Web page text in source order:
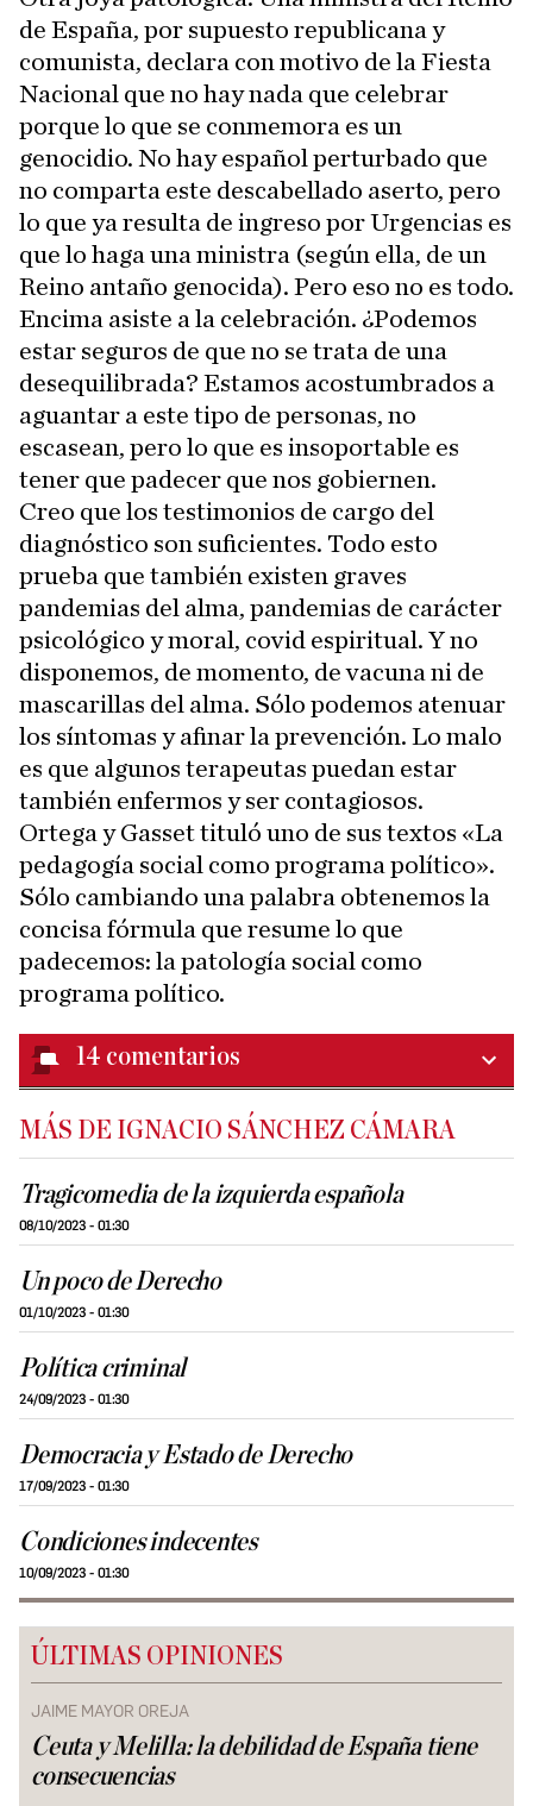
de España, por supuesto republicana y
comunista, declara con motivo de la Fiesta
Nacional que no hay nada que celebrar
porque lo que se conmemora es un
genocidio. No hay español perturbado que
no comparta este descabellado aserto, pero
lo que ya resulta de ingreso por Urgencias es
que lo haga una ministra (según ella, de un
Reino antaño genocida). Pero eso no es todo.
Encima asiste a la celebración. ¿Podemos
estar seguros de que no se trata de una
desequilibrada? Estamos acostumbrados a
aguantar a este tipo de personas, no
escasean, pero lo que es insoportable es
tener que padecer que nos gobiernen.
Creo que los testimonios de cargo del
diagnóstico son suficientes. Todo esto
prueba que también existen graves
pandemias del alma, pandemias de carácter
psicológico y moral, covid espiritual. Y no
disponemos, de momento, de vacuna ni de
mascarillas del alma. Sólo podemos atenuar
los síntomas y afinar la prevención. Lo malo
es que algunos terapeutas puedan estar
también enfermos y ser contagiosos.
Ortega y Gasset tituló uno de sus textos «La
pedagogía social como programa político».
Sólo cambiando una palabra obtenemos la
concisa fórmula que resume lo que
padecemos: la patología social como
programa político.
14 comentarios
MÁS DE IGNACIO SÁNCHEZ CÁMARA
Tragicomedia de la izquierda española
08/10/2023 - 01:30
Un poco de Derecho
01/10/2023 - 01:30
Política criminal
24/09/2023 - 01:30
Democracia y Estado de Derecho
17/09/2023 - 01:30
Condiciones indecentes
10/09/2023 - 01:30
ÚLTIMAS OPINIONES
JAIME MAYOR OREJA
Ceuta y Melilla: la debilidad de España tiene
consecuencias